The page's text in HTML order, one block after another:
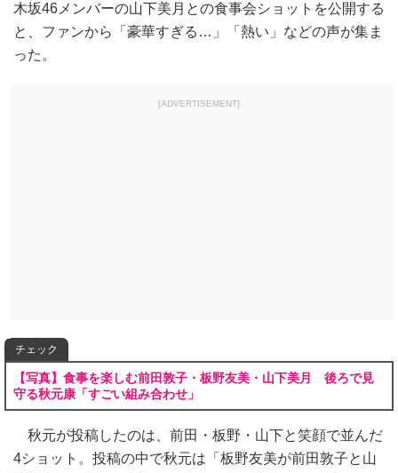
木坂46メンバーの山下美月との食事会ショットを公開する
と、ファンから「豪華すぎる…」「熱い」などの声が集ま
った。
[ADVERTISEMENT]
チェック
【写真】食事を楽しむ前田敦子・板野友美・山下美月 後ろで見
守る秋元康「すごい組み合わせ」
秋元が投稿したのは、前田・板野・山下と笑顔で並んだ
4ショット。投稿の中で秋元は「板野友美が前田敦子と山